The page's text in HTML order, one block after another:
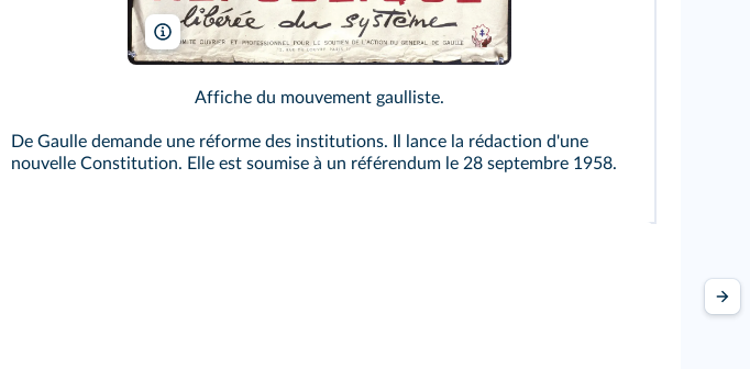
Archives de Gaulle/Bridgeman
Affiche du mouvement gaulliste.
De Gaulle demande une réforme des institutions. Il lance la rédaction d'une
nouvelle Constitution. Elle est soumise à un référendum le 28 septembre 1958.